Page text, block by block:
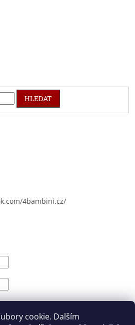
cookie. Dalším
HLEDAT
4bambini.cz/
heslo